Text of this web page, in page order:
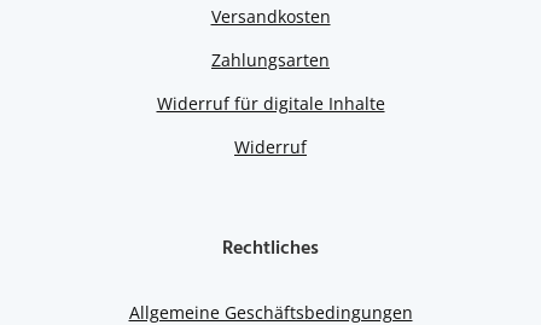
Versandkosten
Zahlungsarten
Widerruf für digitale Inhalte
Widerruf
Rechtliches
Allgemeine Geschäftsbedingungen